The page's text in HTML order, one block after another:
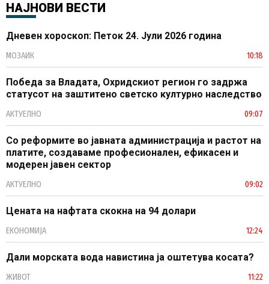
НАЈНОВИ ВЕСТИ
Дневен хороскоп: Петок 24. Јули 2026 година
МОЗАИК 10:18
Победа за Владата, Охридскиот регион го задржа
статусот на заштитено светско културно наследство
АКТУЕЛНО 09:07
Со реформите во јавната администрација и растот на
платите, создаваме професионален, ефикасен и
модерен јавен сектор
АКТУЕЛНО 09:02
Цената на нафтата скокна на 94 долари
ЕКОНОМИЈА 12:24
Дали морската вода навистина ја оштетува косата?
ЖИВОТ 11:22